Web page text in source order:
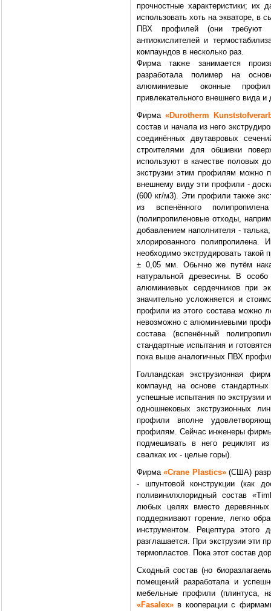
прочностные характеристики;
использовать хоть на экваторе, в
ПВХ профилей (они требуют
антиокислителей и
компаундов в несколько раз.
Фирма также занимается
разработала полимер на
алюминиевые оконные
привлекательного внешнего вида и
Фирма«Durotherm
состав и начала из него
соединённых двутавровых
строителями для обшивки
используют в качестве половых
экструзии этим профилям можно
внешнему виду эти профили -
(600 кг/м3). Эти профили также
из вспенённого
(полипропиленовые отходы,
добавлением наполнителя -
хлорированного
необходимо экструдировать такой
± 0,05 мм. Обычно же путём
натуральной древесины. В особо
алюминиевых сердечников при
значительно усложняется и
профили из этого состава можно
невозможно с алюминиевыми
состава (вспенённый
стандартные испытания и
пока выше аналогичных ПВХ
Голландская экструзионная
компаунд на основе
успешные испытания по экструзии
одношнековых экструзионных
профили вполне
профилям. Сейчас инженеры
подмешивать в него рециклят
свалках их - целые горы).
Фирма«Crane Plastics»(США)
- шпунтовой конструкции (как
поливинилхлоридный состав
любых целях вместо
поддерживают горение, легко
инструментом. Рецептура этого
разглашается. При экструзии эти
термопластов. Пока этот состав
Сходный состав (но
помещений разработала и
мебельные профили (плинтуса,
«Fasalex» в кооперации с